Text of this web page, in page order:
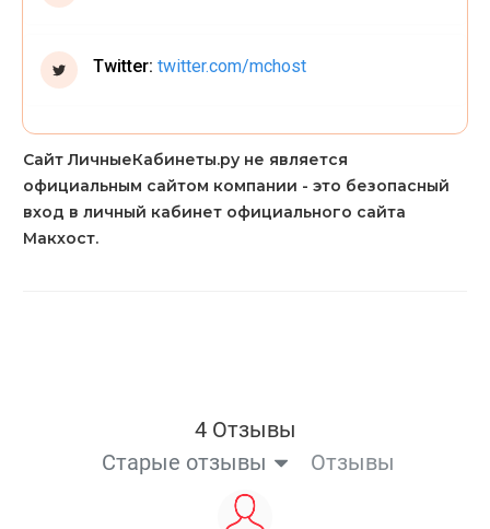
Twitter: twitter.com/mchost
Сайт ЛичныеКабинеты.ру не является
официальным сайтом компании - это безопасный
вход в личный кабинет официального сайта
Макхост.
4 Отзывы
Старые отзывы
Отзывы